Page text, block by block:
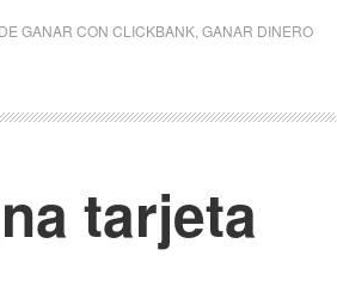
GANAR CON CLICKBANK GANAR DINERO
tarjeta